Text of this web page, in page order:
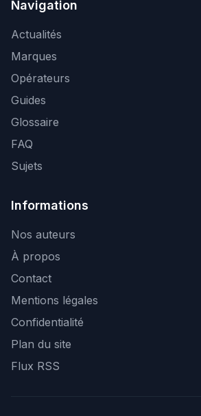
Navigation
Actualités
Marques
Opérateurs
Guides
Glossaire
FAQ
Sujets
Informations
Nos auteurs
À propos
Contact
Mentions légales
Confidentialité
Plan du site
Flux RSS